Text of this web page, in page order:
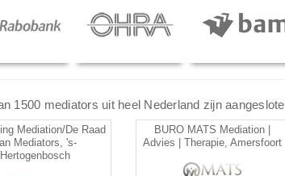
1500 mediators uit heel Nederland zijn
Mediation/De Raad
Mediators, 's-
Hertogenbosch
BURO MATS Mediation |
Advies | Therapie, Amersfoort